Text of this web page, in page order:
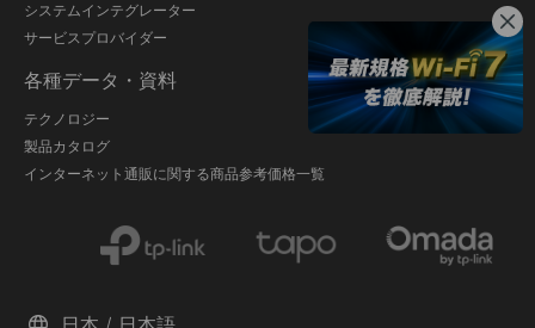
システムインテグレーター
サービスプロバイダー
各種データ・資料
テクノロジー
製品カタログ
インターネット通販に関する商品参考価格一覧